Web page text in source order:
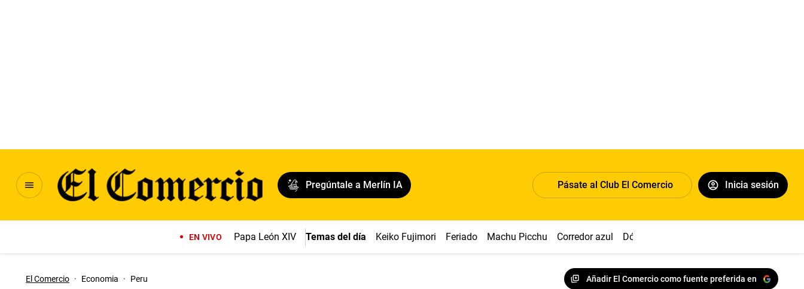
Pregúntale a Merlín IA Pásate al Club El Comercio Inicia sesión
EN VIVO Papa León XIV Temas del día Keiko Fujimori Feriado Machu Picchu Corredor azul Dólar
El Comercio · Economia · Peru Añadir El Comercio como fuente preferida en